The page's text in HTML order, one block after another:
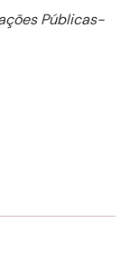
Públicas-